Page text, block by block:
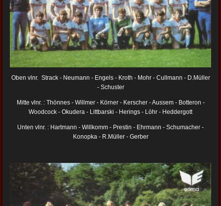
Oben vlnr. Strack - Neumann - Engels - Kroth - Mohr - Cullmann - D.Müller
- Schuster
Mitte vlnr. : Thönnes - Willmer - Körner - Kerscher - Aussem - Botteron -
Woodcock - Okudera - Littbarski - Herings - Löhr - Heddergott
Unten vlnr. : Hartmann - Willkomm - Prestin - Ehrmann - Schumacher -
Konopka - R.Müller - Gerber